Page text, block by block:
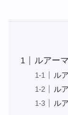
ルアー
ル
ル
ル